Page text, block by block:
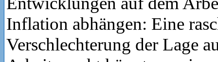
Inflation abhängen: Eine
Verschlechterung der Lage